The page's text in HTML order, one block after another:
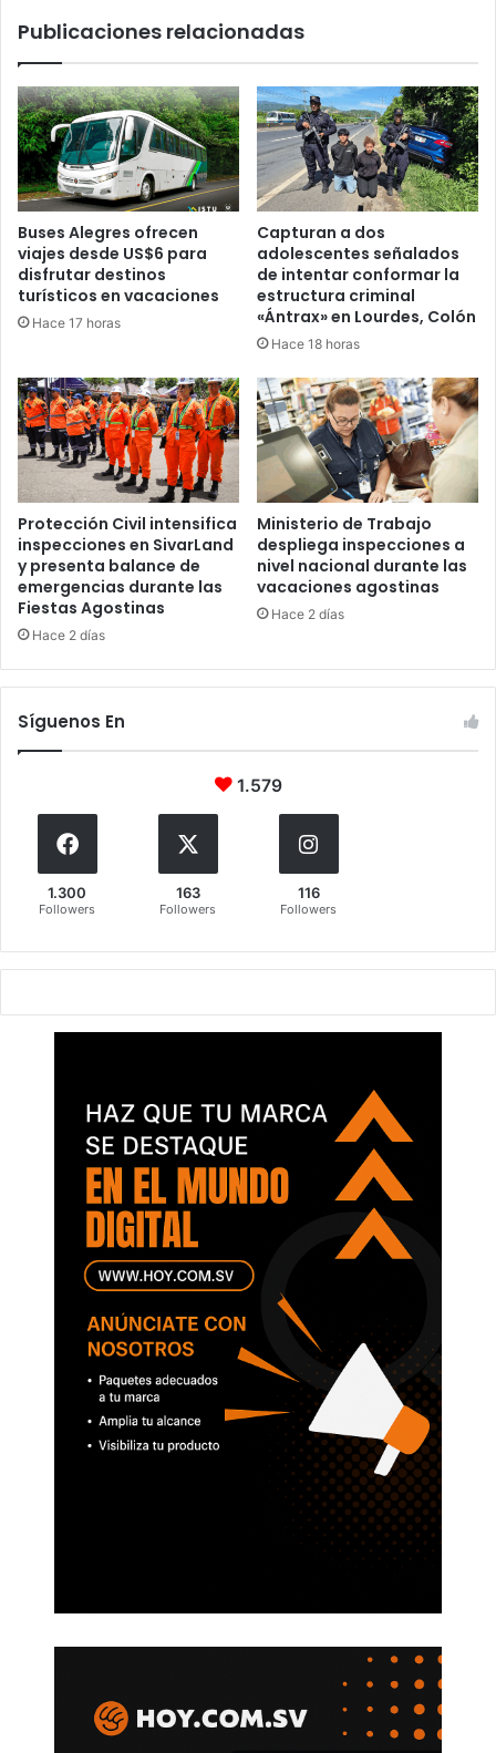
Publicaciones relacionadas
Buses Alegres ofrecen
viajes desde US$6 para
disfrutar destinos
turísticos en vacaciones
Hace 17 horas
Capturan a dos
adolescentes señalados
de intentar conformar la
estructura criminal
«Ántrax» en Lourdes, Colón
Hace 18 horas
Protección Civil intensifica
inspecciones en SivarLand
y presenta balance de
emergencias durante las
Fiestas Agostinas
Hace 2 días
Ministerio de Trabajo
despliega inspecciones a
nivel nacional durante las
vacaciones agostinas
Hace 2 días
Síguenos En
1.579
1.300
Followers
163
Followers
116
Followers